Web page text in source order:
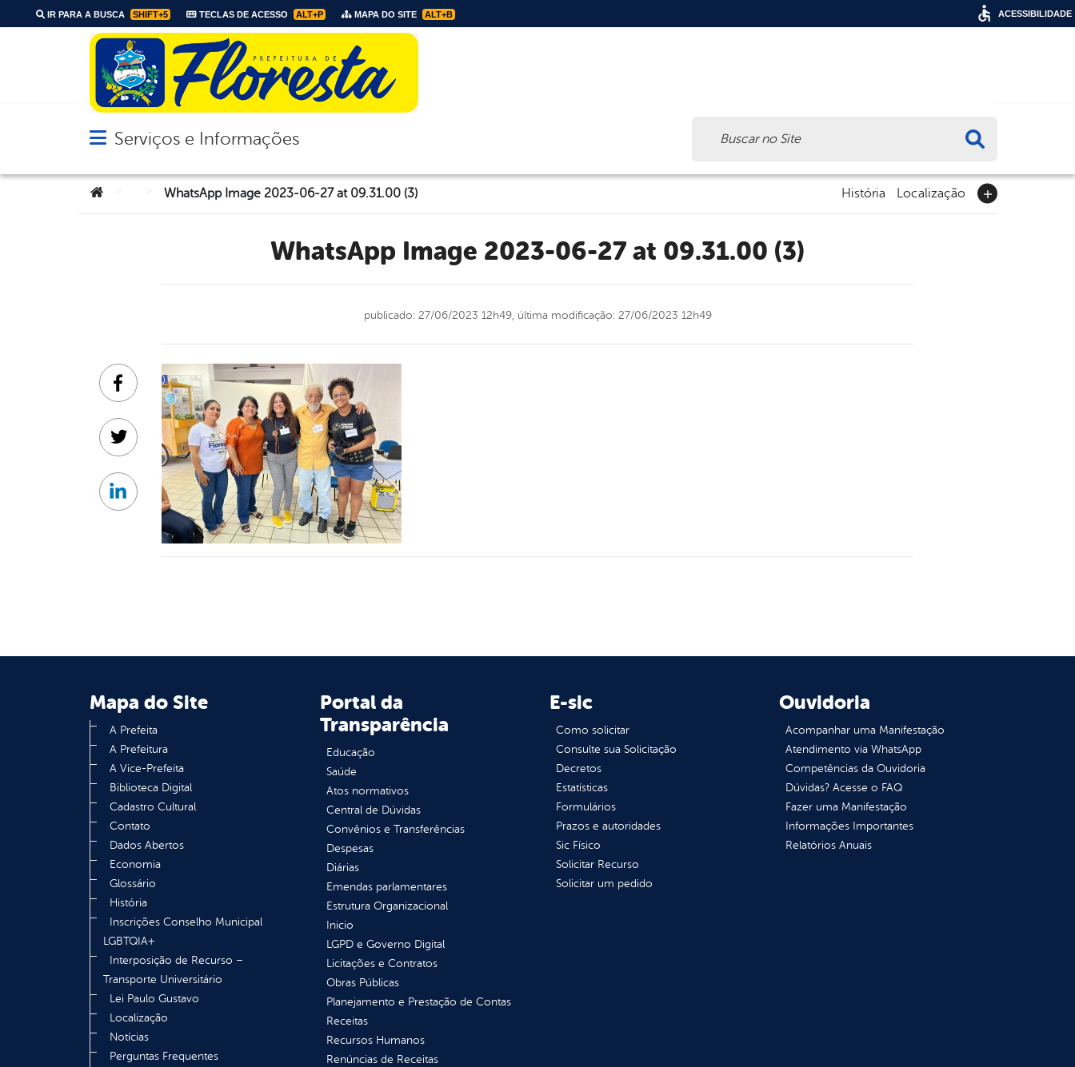
IR PARA A BUSCA SHIFT+5 TECLAS DE ACESSO ALT+P MAPA DO SITE ALT+B
Abrir menu principal de navegação
Serviços e Informações
Você está aqui:WhatsApp Image 2023-06-27 at 09.31.00 (3) História Localização
WhatsApp Image 2023-06-27 at 09.31.00 (3)
publicado: 27/06/2023 12h49, última modificação: 27/06/2023 12h49
Facebook
Twitter
Linkedin
Mapa do Site
A Prefeita
A Prefeitura
A Vice-Prefeita
Biblioteca Digital
Cadastro Cultural
Contato
Dados Abertos
Economia
Glossário
História
Inscrições Conselho Municipal
LGBTQIA+
Interposição de Recurso –
Transporte Universitário
Lei Paulo Gustavo
Localização
Notícias
Perguntas Frequentes
Portal da
Transparência
Educação
Saúde
Atos normativos
Central de Dúvidas
Convênios e Transferências
Despesas
Diárias
Emendas parlamentares
Estrutura Organizacional
Inicio
LGPD e Governo Digital
Licitações e Contratos
Obras Públicas
Planejamento e Prestação de Contas
Receitas
Recursos Humanos
Renúncias de Receitas
E-sic
Como solicitar
Consulte sua Solicitação
Decretos
Estatísticas
Formulários
Prazos e autoridades
Sic Físico
Solicitar Recurso
Solicitar um pedido
Ouvidoria
Acompanhar uma Manifestação
Atendimento via WhatsApp
Competências da Ouvidoria
Dúvidas? Acesse o FAQ
Fazer uma Manifestação
Informações Importantes
Relatórios Anuais
ACESSIBILIDADE